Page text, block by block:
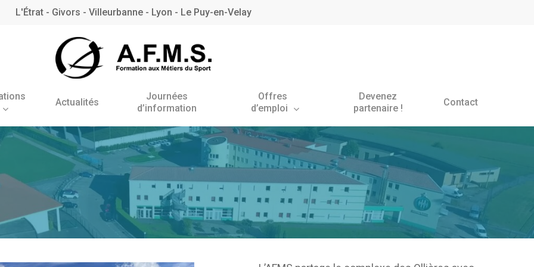
L'Étrat - Givors - Villeurbanne - Lyon - Le Puy-en-Velay
Antenne de l’Étrat
Antenne de Villeurbanne
BNSSA
BPJEPS AAN
Actualités
Journées
d’information
Offres
d’emploi
Devenez
partenaire !
Contact